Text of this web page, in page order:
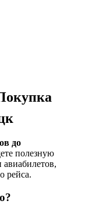
до
полезную
рейса.